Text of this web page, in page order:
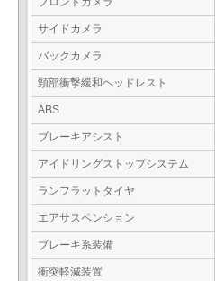
サイドカメラ
バックカメラ
頸部衝撃緩和ヘッドレスト
ABS
ブレーキアシスト
アイドリングストップシステム
ランフラットタイヤ
エアサスペンション
ブレーキ系装備
衝突軽減装置